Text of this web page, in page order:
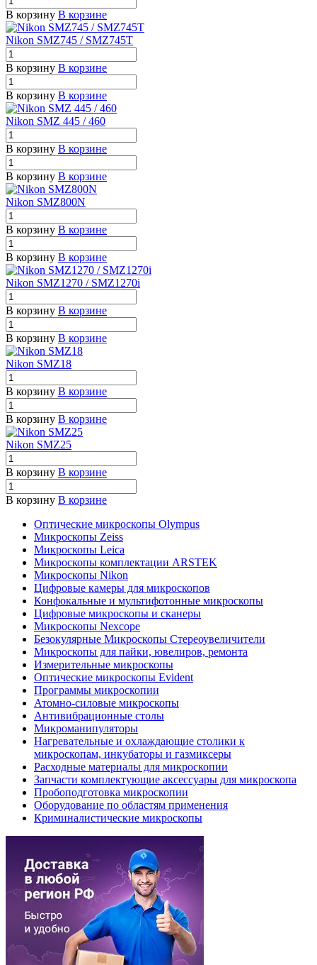
В корзину В корзине
Nikon SMZ745 / SMZ745T
В корзину В корзине
В корзину В корзине
Nikon SMZ 445 / 460
В корзину В корзине
В корзину В корзине
Nikon SMZ800N
В корзину В корзине
В корзину В корзине
Nikon SMZ1270 / SMZ1270i
В корзину В корзине
В корзину В корзине
Nikon SMZ18
В корзину В корзине
В корзину В корзине
Nikon SMZ25
В корзину В корзине
В корзину В корзине
Оптические микроскопы Olympus
Микроскопы Zeiss
Микроскопы Leica
Микроскопы комплектации ARSTEK
Микроскопы Nikon
Цифровые камеры для микроскопов
Конфокальные и мультифотонные микроскопы
Цифровые микроскопы и сканеры
Микроскопы Nexcope
Безокулярные Микроскопы Стереоувеличители
Микроскопы для пайки, ювелиров, ремонта
Измерительные микроскопы
Оптические микроскопы Evident
Программы микроскопии
Атомно-силовые микроскопы
Антивибрационные столы
Микроманипуляторы
Нагревательные и охлаждающие столики к
микроскопам, инкубаторы и газмиксеры
Расходные материалы для микроскопии
Запчасти комплектующие аксессуары для микроскопа
Пробоподготовка микроскопии
Оборудование по областям применения
Криминалистические микроскопы